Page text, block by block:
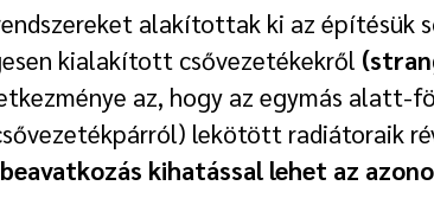
alakítottak ki az építésük
kialakított csővezetékekről
az, hogy az egymás alatt-
lekötött radiátoraik
kihatással lehet az